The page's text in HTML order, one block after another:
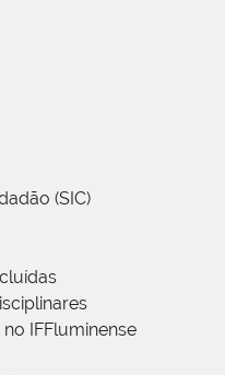
(SIC)
IFFluminense